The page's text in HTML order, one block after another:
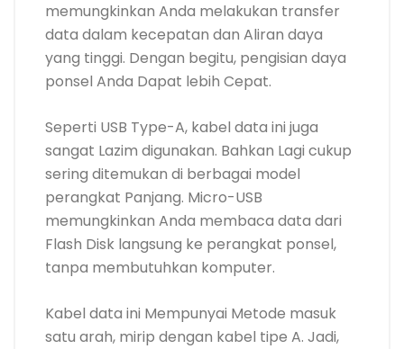
memungkinkan Anda melakukan transfer
data dalam kecepatan dan Aliran daya
yang tinggi. Dengan begitu, pengisian daya
ponsel Anda Dapat lebih Cepat.
Seperti USB Type-A, kabel data ini juga
sangat Lazim digunakan. Bahkan Lagi cukup
sering ditemukan di berbagai model
perangkat Panjang. Micro-USB
memungkinkan Anda membaca data dari
Flash Disk langsung ke perangkat ponsel,
tanpa membutuhkan komputer.
Kabel data ini Mempunyai Metode masuk
satu arah, mirip dengan kabel tipe A. Jadi,